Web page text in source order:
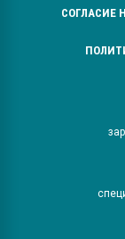
СОГЛАСИЕ